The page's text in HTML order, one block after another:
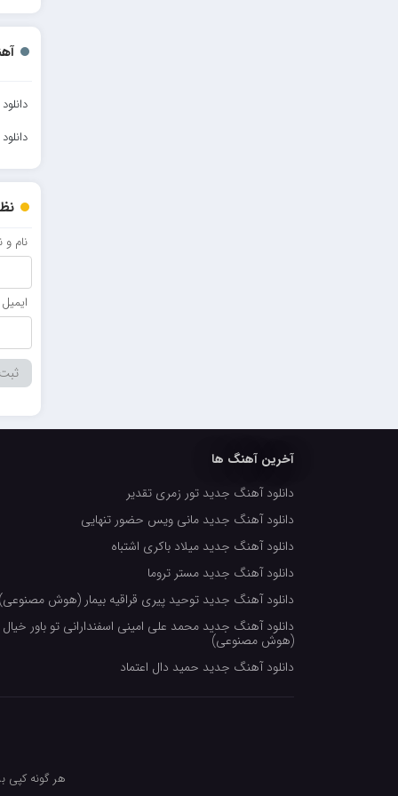
نام و
ایمیل
آخرین آهنگ ها
دانلود آهنگ جدید تور زمری تقدیر
دانلود آهنگ جدید مانی ویس حضور تنهایی
دانلود آهنگ جدید میلاد باکری اشتباه
دانلود آهنگ جدید مستر تروما
دانلود آهنگ جدید توحید پیری قراقیه بیمار (هوش مصنوعی)
دانلود آهنگ جدید محمد علی امینی اسفندارانی تو باور
(هوش مصنوعی)
دانلود آهنگ جدید حمید دال اعتماد
هر گونه کپی